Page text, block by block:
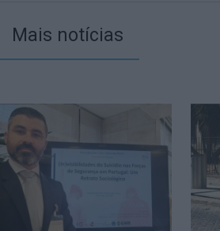
Mais notícias